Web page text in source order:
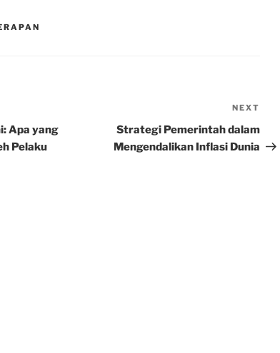
Apa yang
Pelaku
Post
NEXT
Strategi Pemerintah dalam
Mengendalikan Inflasi Dunia